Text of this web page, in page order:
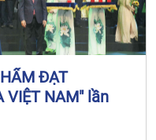
ĐẠT
VIỆT NAM" lần